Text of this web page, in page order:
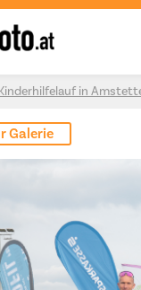
in
Galerie